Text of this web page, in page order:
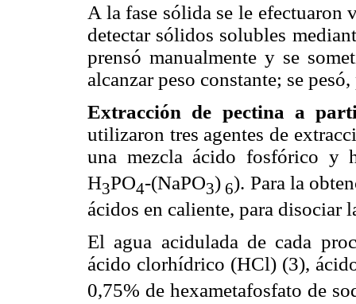
A la fase sólida se le efectuaron
detectar sólidos solubles
prensó manualmente y se
alcanzar peso constante; se
Extracción de pectina a
utilizaron tres agentes de
una mezcla ácido fosfórico y
H3PO4-(NaPO3) 6). Para la
ácidos en caliente, para disociar
El agua acidulada de cada
ácido clorhídrico (HCl) (3),
0,75% de hexametafosfato de